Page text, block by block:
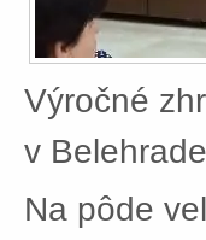
Výročné
v
Na pôde